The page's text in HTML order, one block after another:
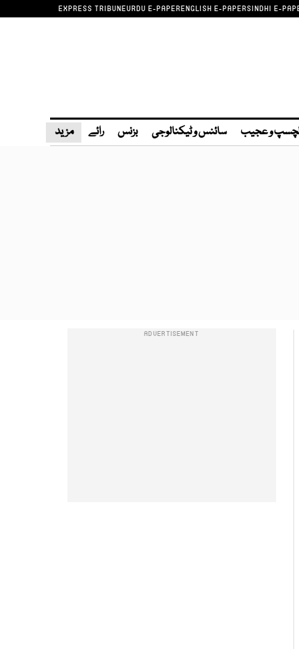
EXPRESS TRIBUNEURDU E-PAPERENGLISH E-PAPERSINDHI E-
و عجیب سائنس و ٹیکنالوجی بزنس رائے مزید